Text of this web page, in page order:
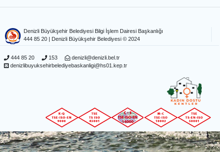
Denizli Büyükşehir Belediyesi Bilgi İşlem Dairesi Başkanlığı
444 85 20
| Denizli Büyükşehir Belediyesi © 2024
444 85 20 153
denizli@denizli.bel.tr
denizlibuyuksehirbelediyebaskanligi@hs01.kep.tr